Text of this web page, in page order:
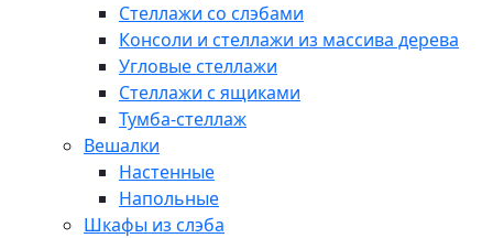
Стеллажи со слэбами
Консоли и стеллажи из массива дерева
Угловые стеллажи
Стеллажи с ящиками
Тумба-стеллаж
Вешалки
Настенные
Напольные
Шкафы из слэба